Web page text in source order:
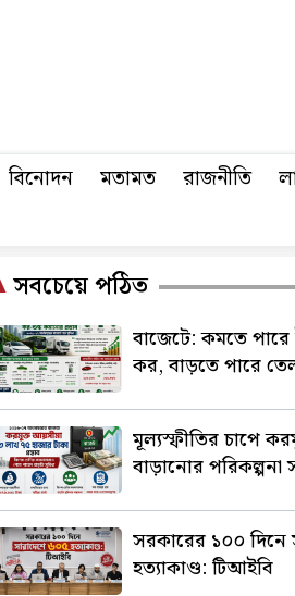
বিনোদন মতামত রাজনীতি
সবচেয়ে পঠিত
বাজেটে: কমতে পারে
কর, বাড়তে পারে
মূল্যস্ফীতির চাপে
বাড়ানোর পরিকল্পনা
সরকারের ১০০ দিনে
হত্যাকাণ্ড: টিআইবি